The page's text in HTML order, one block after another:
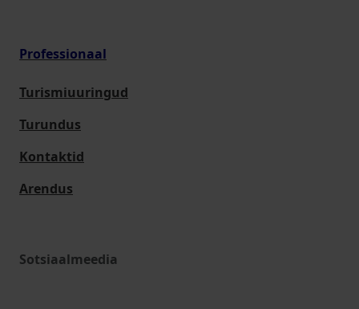
Professionaal
Turismiuuringud
Turundus
Kontaktid
Arendus
Sotsiaalmeedia